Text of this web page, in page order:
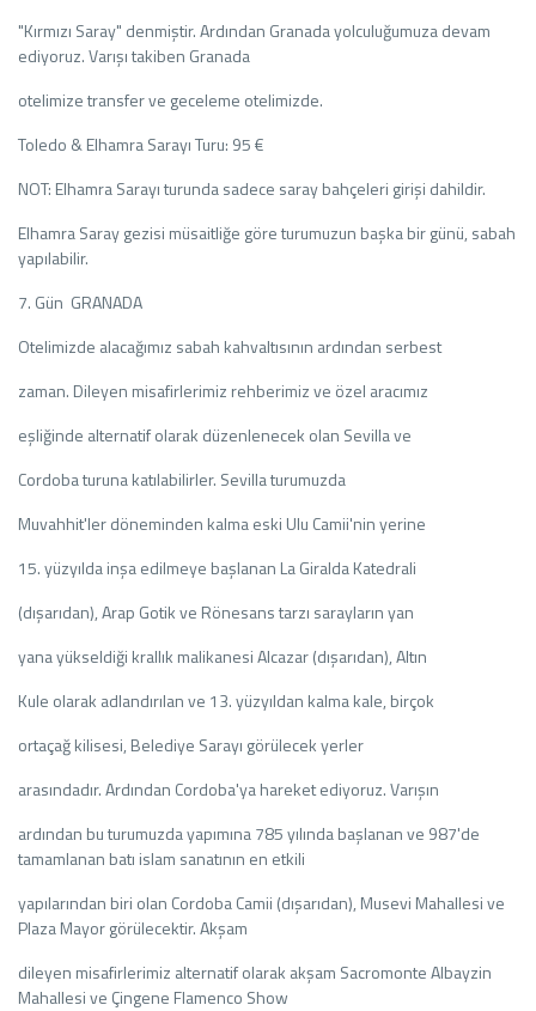
"Kırmızı Saray" denmiştir. Ardından Granada yolculuğumuza devam
ediyoruz. Varışı takiben Granada
otelimize transfer ve geceleme otelimizde.
Toledo & Elhamra Sarayı Turu: 95 €
NOT: Elhamra Sarayı turunda sadece saray bahçeleri girişi dahildir.
Elhamra Saray gezisi müsaitliğe göre turumuzun başka bir günü, sabah
yapılabilir.
7. Gün GRANADA
Otelimizde alacağımız sabah kahvaltısının ardından serbest
zaman. Dileyen misafirlerimiz rehberimiz ve özel aracımız
eşliğinde alternatif olarak düzenlenecek olan Sevilla ve
Cordoba turuna katılabilirler. Sevilla turumuzda
Muvahhit'ler döneminden kalma eski Ulu Camii'nin yerine
15. yüzyılda inşa edilmeye başlanan La Giralda Katedrali
(dışarıdan), Arap Gotik ve Rönesans tarzı sarayların yan
yana yükseldiği krallık malikanesi Alcazar (dışarıdan), Altın
Kule olarak adlandırılan ve 13. yüzyıldan kalma kale, birçok
ortaçağ kilisesi, Belediye Sarayı görülecek yerler
arasındadır. Ardından Cordoba'ya hareket ediyoruz. Varışın
ardından bu turumuzda yapımına 785 yılında başlanan ve 987'de
tamamlanan batı islam sanatının en etkili
yapılarından biri olan Cordoba Camii (dışarıdan), Musevi Mahallesi ve
Plaza Mayor görülecektir. Akşam
dileyen misafirlerimiz alternatif olarak akşam Sacromonte Albayzin
Mahallesi ve Çingene Flamenco Show